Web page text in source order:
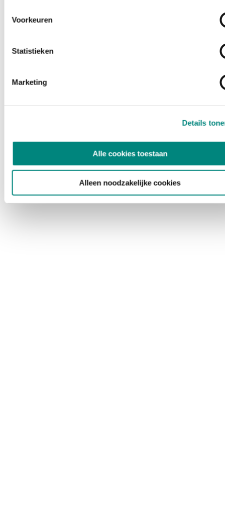
Voorkeuren
Statistieken
Marketing
Details
Alle cookies toestaan
Alleen noodzakelijke cookies